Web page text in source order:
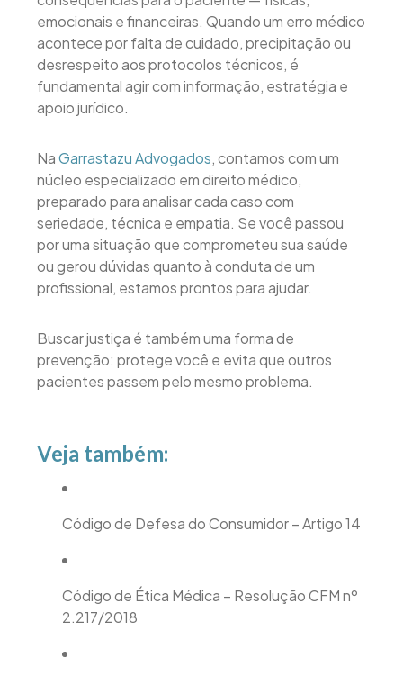
emocionais e financeiras. Quando um erro médico
acontece por falta de cuidado, precipitação ou
desrespeito aos protocolos técnicos, é
fundamental agir com informação, estratégia e
apoio jurídico.
NaGarrastazu Advogados, contamos com um
núcleo especializado em direito médico,
preparado para analisar cada caso com
seriedade, técnica e empatia. Se você passou
por uma situação que comprometeu sua saúde
ou gerou dúvidas quanto à conduta de um
profissional, estamos prontos para ajudar.
Buscar justiça é também uma forma de
prevenção: protege você e evita que outros
pacientes passem pelo mesmo problema.
Veja também:
Código de Defesa do Consumidor – Artigo 14
Código de Ética Médica – Resolução CFM nº
2.217/2018